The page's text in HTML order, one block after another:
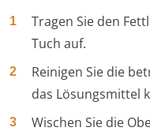
Tragen Sie den
Tuch auf.
Reinigen Sie die
das Lösungsmittel
Wischen Sie die